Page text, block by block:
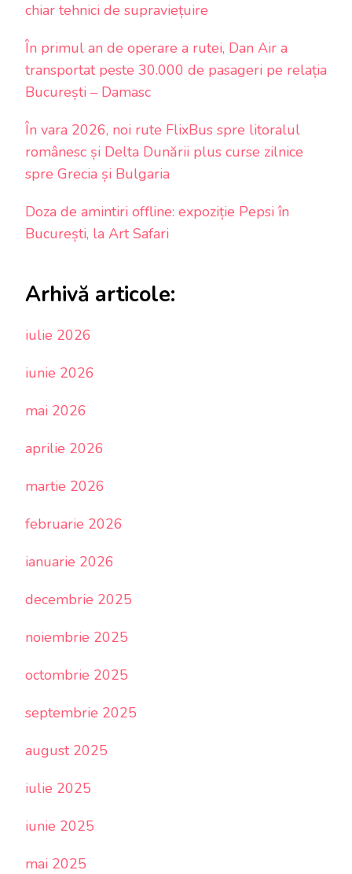
chiar tehnici de supraviețuire
În primul an de operare a rutei, Dan Air a
transportat peste 30.000 de pasageri pe relația
București – Damasc
În vara 2026, noi rute FlixBus spre litoralul
românesc și Delta Dunării plus curse zilnice
spre Grecia și Bulgaria
Doza de amintiri offline: expoziție Pepsi în
București, la Art Safari
Arhivă articole:
iulie 2026
iunie 2026
mai 2026
aprilie 2026
martie 2026
februarie 2026
ianuarie 2026
decembrie 2025
noiembrie 2025
octombrie 2025
septembrie 2025
august 2025
iulie 2025
iunie 2025
mai 2025